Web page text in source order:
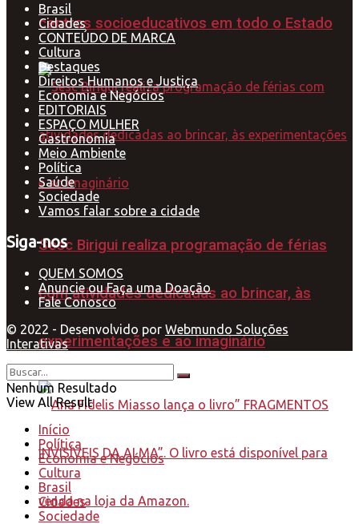
centros socioeducativos em todo o Estado
Sesc Birigui realiza programação de férias
com atividades dedicadas ao brincar, às
experimentações e ao imaginário
Brasil
Cidades
CONTEÚDO DE MARCA
Cultura
Destaques
Direitos Humanos e Justiça
Economia e Negócios
EDITORIAIS
ESPAÇO MULHER
Gastronomia
Meio Ambiente
Política
Saúde
Sociedade
Vamos falar sobre a cidade
Siga-nos
QUEM SOMOS
Anuncie ou Faça uma Doação
Fale Conosco
© 2022 - Desenvolvido por Webmundo Soluções
Interativas
Nenhum Resultado
View All Result
Início
Política
Economia e Negócios
Cultura
Brasil
Cidades
Sociedade